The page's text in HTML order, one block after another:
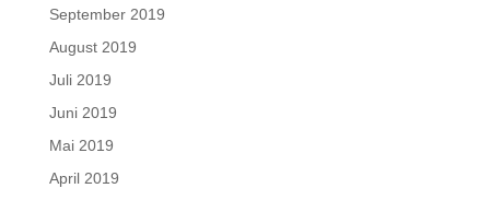
September 2019
August 2019
Juli 2019
Juni 2019
Mai 2019
April 2019